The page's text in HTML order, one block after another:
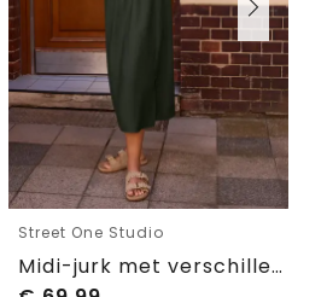
Street One Studio
Midi-jurk met verschillende texturen en ronde hals